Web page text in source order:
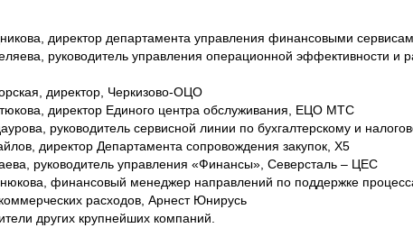
директор департамента управления финансовыми
руководитель управления операционной эффективности и
директор, Черкизово-ОЦО
директор Единого центра обслуживания, ЕЦО МТС
руководитель сервисной линии по бухгалтерскому и
директор Департамента сопровождения закупок, X5
руководитель управления «Финансы», Северсталь – ЦЕС
финансовый менеджер направлений по поддержке
расходов, Арнест Юнирусь
других крупнейших компаний.